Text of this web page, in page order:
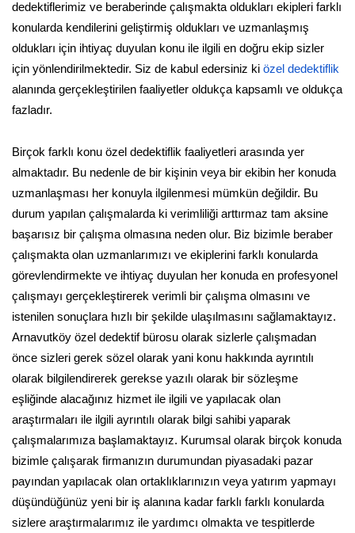
dedektiflerimiz ve beraberinde çalışmakta oldukları ekipleri farklı
konularda kendilerini geliştirmiş oldukları ve uzmanlaşmış
oldukları için ihtiyaç duyulan konu ile ilgili en doğru ekip sizler
için yönlendirilmektedir. Siz de kabul edersiniz ki özel dedektiflik
alanında gerçekleştirilen faaliyetler oldukça kapsamlı ve oldukça
fazladır.
Birçok farklı konu özel dedektiflik faaliyetleri arasında yer
almaktadır. Bu nedenle de bir kişinin veya bir ekibin her konuda
uzmanlaşması her konuyla ilgilenmesi mümkün değildir. Bu
durum yapılan çalışmalarda ki verimliliği arttırmaz tam aksine
başarısız bir çalışma olmasına neden olur. Biz bizimle beraber
çalışmakta olan uzmanlarımızı ve ekiplerini farklı konularda
görevlendirmekte ve ihtiyaç duyulan her konuda en profesyonel
çalışmayı gerçekleştirerek verimli bir çalışma olmasını ve
istenilen sonuçlara hızlı bir şekilde ulaşılmasını sağlamaktayız.
Arnavutköy özel dedektif bürosu olarak sizlerle çalışmadan
önce sizleri gerek sözel olarak yani konu hakkında ayrıntılı
olarak bilgilendirerek gerekse yazılı olarak bir sözleşme
eşliğinde alacağınız hizmet ile ilgili ve yapılacak olan
araştırmaları ile ilgili ayrıntılı olarak bilgi sahibi yaparak
çalışmalarımıza başlamaktayız. Kurumsal olarak birçok konuda
bizimle çalışarak firmanızın durumundan piyasadaki pazar
payından yapılacak olan ortaklıklarınızın veya yatırım yapmayı
düşündüğünüz yeni bir iş alanına kadar farklı farklı konularda
sizlere araştırmalarımız ile yardımcı olmakta ve tespitlerde